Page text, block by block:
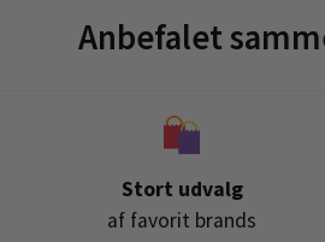
Anbefalet
Stort udvalg
af favorit brands